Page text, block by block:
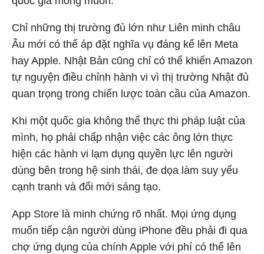
Chỉ những thị trường đủ lớn như Liên minh châu
Âu mới có thể áp đặt nghĩa vụ đáng kể lên Meta
hay Apple. Nhật Bản cũng chỉ có thể khiến Amazon
tự nguyện điều chỉnh hành vi vì thị trường Nhật đủ
quan trọng trong chiến lược toàn cầu của Amazon.
Khi một quốc gia không thể thực thi pháp luật của
mình, họ phải chấp nhận việc các ông lớn thực
hiện các hành vi lạm dụng quyền lực lên người
dùng bên trong hệ sinh thái, đe dọa làm suy yếu
cạnh tranh và đổi mới sáng tạo.
App Store là minh chứng rõ nhất. Mọi ứng dụng
muốn tiếp cận người dùng iPhone đều phải đi qua
chợ ứng dụng của chính Apple với phí có thể lên